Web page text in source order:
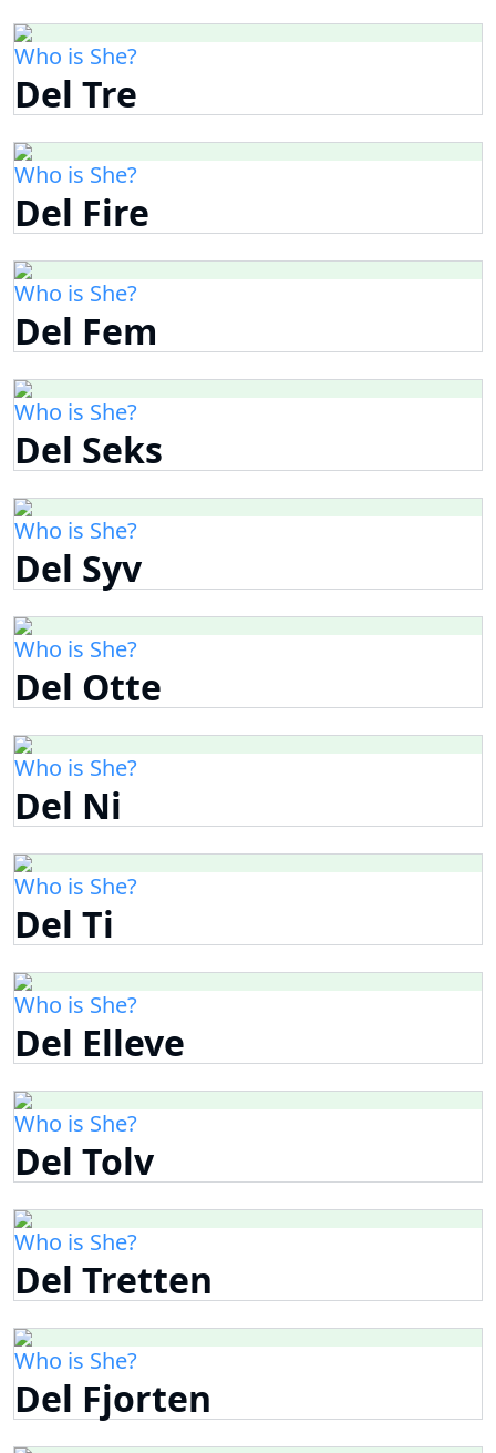
Who is She?
Del Tre
Who is She?
Del Fire
Who is She?
Del Fem
Who is She?
Del Seks
Who is She?
Del Syv
Who is She?
Del Otte
Who is She?
Del Ni
Who is She?
Del Ti
Who is She?
Del Elleve
Who is She?
Del Tolv
Who is She?
Del Tretten
Who is She?
Del Fjorten